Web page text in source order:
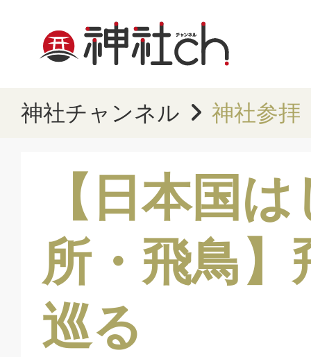
神社チャンネル 神社参拝
【日本国
所・飛鳥
巡る